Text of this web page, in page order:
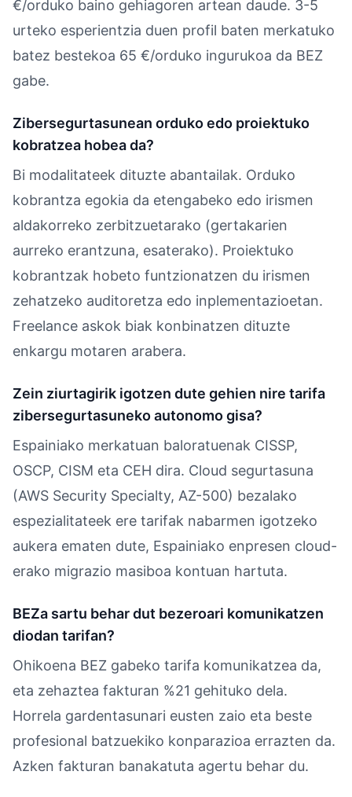
€/orduko baino gehiagoren artean daude. 3-5
urteko esperientzia duen profil baten merkatuko
batez bestekoa 65 €/orduko ingurukoa da BEZ
gabe.
Zibersegurtasunean orduko edo proiektuko
kobratzea hobea da?
Bi modalitateek dituzte abantailak. Orduko
kobrantza egokia da etengabeko edo irismen
aldakorreko zerbitzuetarako (gertakarien
aurreko erantzuna, esaterako). Proiektuko
kobrantzak hobeto funtzionatzen du irismen
zehatzeko auditoretza edo inplementazioetan.
Freelance askok biak konbinatzen dituzte
enkargu motaren arabera.
Zein ziurtagirik igotzen dute gehien nire tarifa
zibersegurtasuneko autonomo gisa?
Espainiako merkatuan baloratuenak CISSP,
OSCP, CISM eta CEH dira. Cloud segurtasuna
(AWS Security Specialty, AZ-500) bezalako
espezialitateek ere tarifak nabarmen igotzeko
aukera ematen dute, Espainiako enpresen cloud-
erako migrazio masiboa kontuan hartuta.
BEZa sartu behar dut bezeroari komunikatzen
diodan tarifan?
Ohikoena BEZ gabeko tarifa komunikatzea da,
eta zehaztea fakturan %21 gehituko dela.
Horrela gardentasunari eusten zaio eta beste
profesional batzuekiko konparazioa errazten da.
Azken fakturan banakatuta agertu behar du.